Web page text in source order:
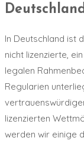
In Deutschland ist
nicht lizenzierte,
legalen
Regularien
lizenzierten
werden wir einige